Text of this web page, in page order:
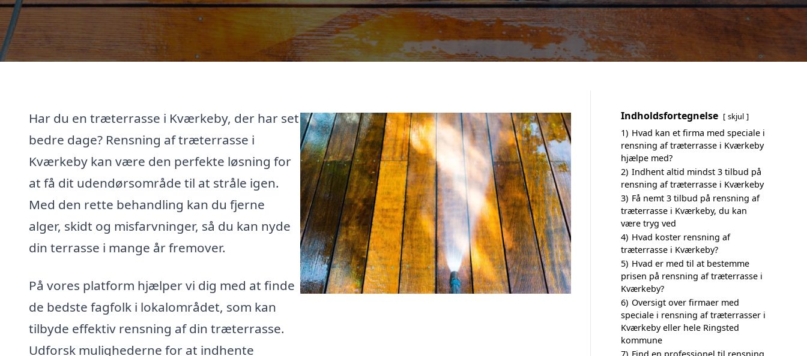
Har du en træterrasse i Kværkeby, der har set
bedre dage? Rensning af træterrasse i
Kværkeby kan være den perfekte løsning for
at få dit udendørsområde til at stråle igen.
Med den rette behandling kan du fjerne
alger, skidt og misfarvninger, så du kan nyde
din terrasse i mange år fremover.
På vores platform hjælper vi dig med at finde
de bedste fagfolk i lokalområdet, som kan
tilbyde effektiv rensning af din træterrasse.
Udforsk mulighederne for at indhente
Indholdsfortegnelse skjul
1) Hvad kan et firma med speciale i
rensning af træterrasse i Kværkeby
hjælpe med?
2) Indhent altid mindst 3 tilbud på
rensning af træterrasse i Kværkeby
3) Få nemt 3 tilbud på rensning af
træterrasse i Kværkeby, du kan
være tryg ved
4) Hvad koster rensning af
træterrasse i Kværkeby?
5) Hvad er med til at bestemme
prisen på rensning af træterrasse i
Kværkeby?
6) Oversigt over firmaer med
speciale i rensning af træterrasser i
Kværkeby eller hele Ringsted
kommune